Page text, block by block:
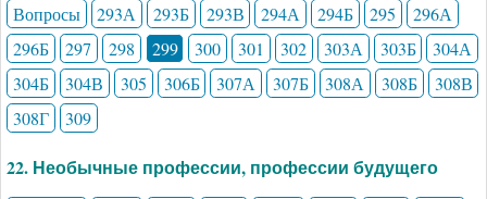
Вопросы 293А 293Б 293В 294А 294Б 295
296А
296Б
297 298 299 300 301 302 303А 303Б
304А
304Б
304В 305 306Б 307А 307Б 308А 308Б
308В
308Г
309
22. Необычные профессии, профессии будущего